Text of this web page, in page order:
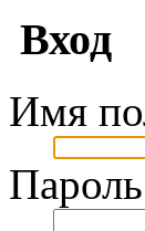
Вход
Имя